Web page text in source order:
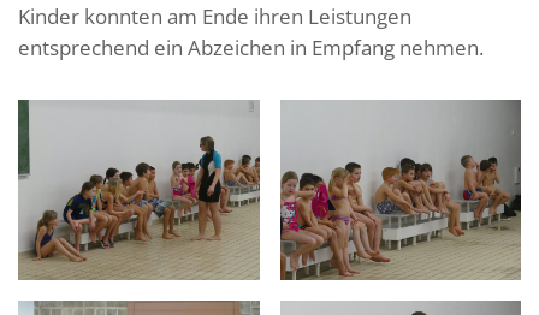
Kinder konnten am Ende ihren Leistungen
entsprechend ein Abzeichen in Empfang nehmen.